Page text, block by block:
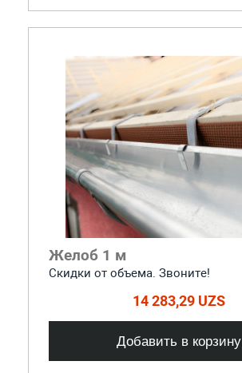
Желоб 1 м
Скидки от объема. Звоните!
14 283,29 UZS
Добавить в корзину